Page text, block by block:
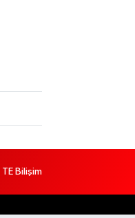
TE Bilişim